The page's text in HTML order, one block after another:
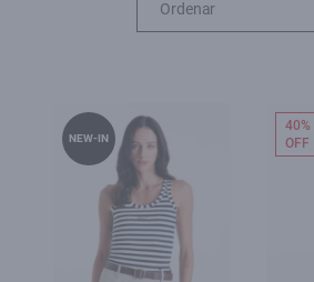
NEW-IN
40%
OFF